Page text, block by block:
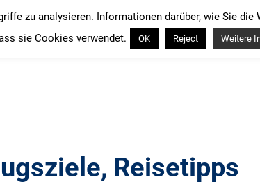
Reisetipps
zu analysieren. Informationen darüber, wie Sie die
sie Cookies verwendet.
OK Reject Weitere